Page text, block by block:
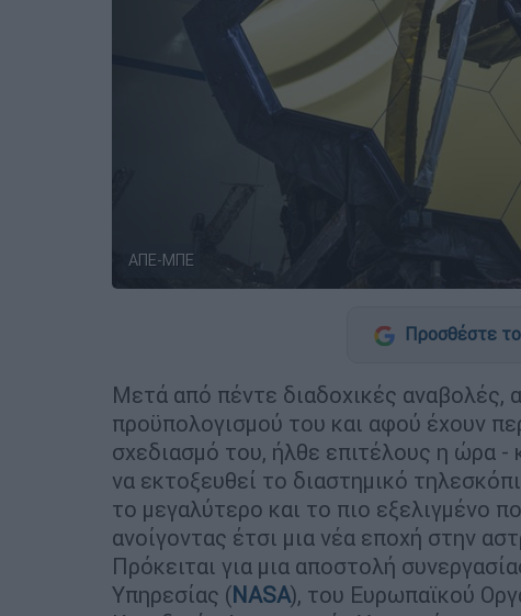
ΑΠΕ-ΜΠΕ
Προσθέστε
Μετά από πέντε διαδοχικές αναβολές,
προϋπολογισμού του και αφού έχουν
σχεδιασμό του, ήλθε επιτέλους η ώρα -
να εκτοξευθεί το διαστημικό
το μεγαλύτερο και το πιο εξελιγμένο
ανοίγοντας έτσι μια νέα εποχή στην
Πρόκειται για μια αποστολή
Υπηρεσίας (NASA), του Ευρωπαϊκού